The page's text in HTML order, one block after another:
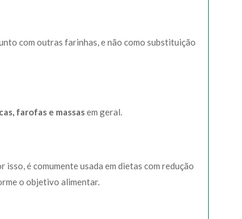
com outras farinhas, e não como substituição
farofas e massasem geral.
é comumente usada em dietas com redução
o objetivo alimentar.